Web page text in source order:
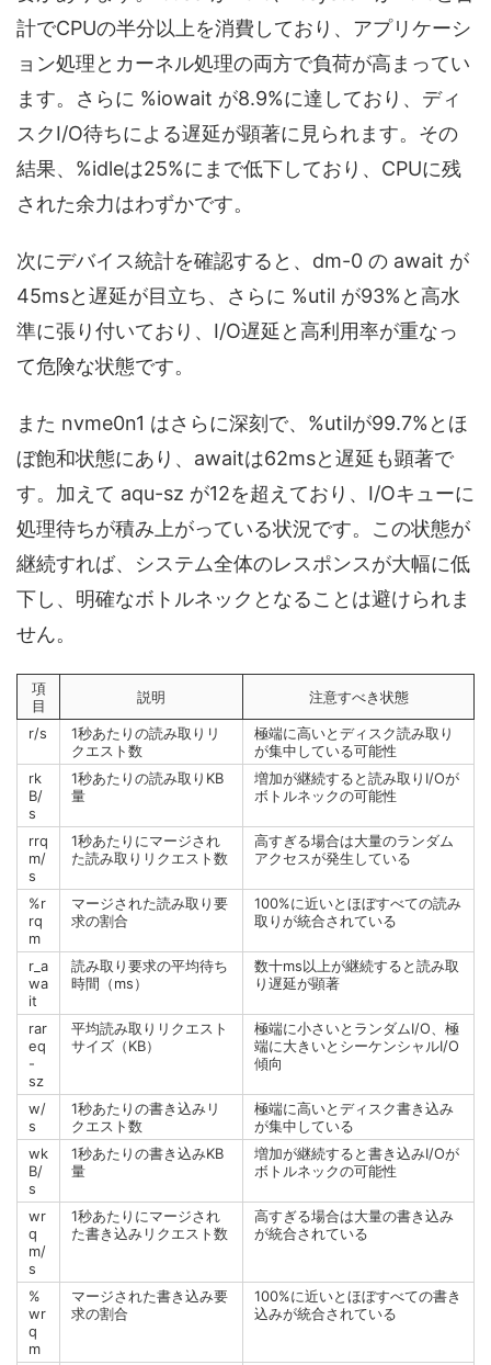
計でCPUの半分以上を消費しており、アプリケーシ
ョン処理とカーネル処理の両方で負荷が高まってい
ます。さらに %iowait が8.9%に達しており、ディ
スクI/O待ちによる遅延が顕著に見られます。その
結果、%idleは25%にまで低下しており、CPUに残
された余力はわずかです。
次にデバイス統計を確認すると、dm-0 の await が
45msと遅延が目立ち、さらに %util が93%と高水
準に張り付いており、I/O遅延と高利用率が重なっ
て危険な状態です。
また nvme0n1 はさらに深刻で、%utilが99.7%とほ
ぼ飽和状態にあり、awaitは62msと遅延も顕著で
す。加えて aqu-sz が12を超えており、I/Oキューに
処理待ちが積み上がっている状況です。この状態が
継続すれば、システム全体のレスポンスが大幅に低
下し、明確なボトルネックとなることは避けられま
せん。
項
目
説明 注意すべき状態
r/s
1秒あたりの読み取りリ
クエスト数
極端に高いとディスク読み取り
が集中している可能性
rk
B/
s
1秒あたりの読み取りKB
量
増加が継続すると読み取りI/Oが
ボトルネックの可能性
rrq
m/
s
1秒あたりにマージされ
た読み取りリクエスト数
高すぎる場合は大量のランダム
アクセスが発生している
%r
rq
m
マージされた読み取り要
求の割合
100%に近いとほぼすべての読み
取りが統合されている
r_a
wa
it
読み取り要求の平均待ち
時間（ms）
数十ms以上が継続すると読み取
り遅延が顕著
rar
eq
-
sz
平均読み取りリクエスト
サイズ（KB）
極端に小さいとランダムI/O、極
端に大きいとシーケンシャルI/O
傾向
w/
s
1秒あたりの書き込みリ
クエスト数
極端に高いとディスク書き込み
が集中している
wk
B/
s
1秒あたりの書き込みKB
量
増加が継続すると書き込みI/Oが
ボトルネックの可能性
wr
q
m/
s
1秒あたりにマージされ
た書き込みリクエスト数
高すぎる場合は大量の書き込み
が統合されている
%
wr
q
m
マージされた書き込み要
求の割合
100%に近いとほぼすべての書き
込みが統合されている